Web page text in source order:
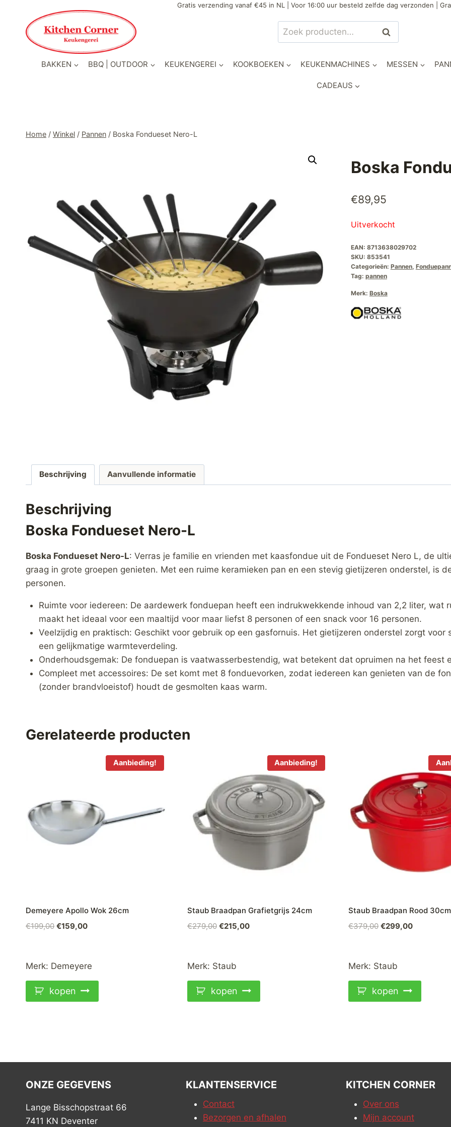
inhoud
Gratis verzending vanaf €45 in NL | Voor 16:00 uur besteld zelfde dag verzonden |
Zoeken
naar:
Zoeken
BAKKEN BBQ | OUTDOOR KEUKENGEREI KOOKBOEKEN KEUKENMACHINES MESSEN
CADEAUS
Home / Winkel / Pannen / Boska Fondueset Nero-L
Boska
€89,95
Uitverkocht
EAN: 8713638029702
SKU: 853541
Categorieën: Pannen,
Tag: pannen
Merk: Boska
Beschrijving Aanvullende informatie
Beschrijving
Boska Fondueset Nero-L
Boska Fondueset Nero-L: Verras je familie en vrienden met kaasfondue uit de Fondueset Nero L, de
graag in grote groepen genieten. Met een ruime keramieken pan en een stevig gietijzeren onderstel, is
personen.
Ruimte voor iedereen: De aardewerk fonduepan heeft een indrukwekkende inhoud van 2,2 liter, wat
maakt het ideaal voor een maaltijd voor maar liefst 8 personen of een snack voor 16 personen.
Veelzijdig en praktisch: Geschikt voor gebruik op een gasfornuis. Het gietijzeren onderstel zorgt
een gelijkmatige warmteverdeling.
Onderhoudsgemak: De fonduepan is vaatwasserbestendig, wat betekent dat opruimen na het feest
Compleet met accessoires: De set komt met 8 fonduevorken, zodat iedereen kan genieten van de
(zonder brandvloeistof) houdt de gesmolten kaas warm.
Gerelateerde producten
Aanbieding!
Demeyere Apollo Wok 26cm
€199,00 Oorspronkelijke
€199,00.
€159,00Huidige
€159,00.
Merk: Demeyere
kopen
Aanbieding!
Staub Braadpan Grafietgrijs 24cm
€279,00 Oorspronkelijke
€279,00.
€215,00Huidige
Merk: Staub
kopen
Staub Braadpan Rood 30cm
€379,00 Oorspronkelijke
€379,00.
€299,00Huidige
Merk: Staub
kopen
ONZE GEGEVENS
Lange Bisschopstraat 66
7411 KN Deventer
KLANTENSERVICE
Contact
Bezorgen en afhalen
KITCHEN CORNER
Over ons
Mijn account